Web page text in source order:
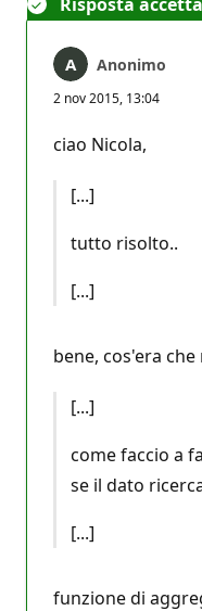
Anonimo
2 nov 2015, 13:04
ciao Nicola,
[...]
tutto risolto..
[...]
bene, cos'era che
[...]
come faccio a
se il dato
[...]
funzione di